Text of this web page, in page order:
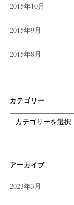
2015年10月
2015年9月
2015年8月
カテゴリー
テ
ー
アーカイブ
2023年3月